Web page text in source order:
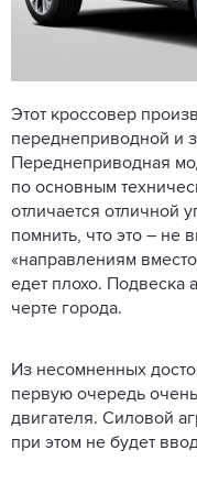
Этот кроссовер
переднеприводной и
Переднеприводная
по основным
отличается отличной
помнить, что это – не
«направлениям
едет плохо. Подвеска
черте города.
Из несомненных
первую очередь
двигателя. Силовой
при этом не будет